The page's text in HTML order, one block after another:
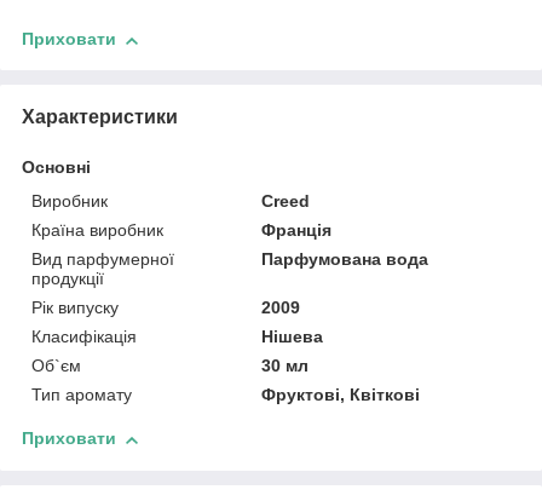
Приховати
Характеристики
Основні
Виробник
Creed
Країна виробник
Франція
Вид парфумерної
продукції
Парфумована вода
Рік випуску
2009
Класифікація
Нішева
Об`єм
30 мл
Тип аромату
Фруктові, Квіткові
Приховати